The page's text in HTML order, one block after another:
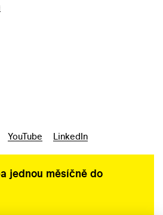
YouTube LinkedIn
jednou měsíčně do